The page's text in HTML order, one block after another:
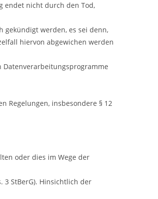
endet nicht durch den Tod,
gekündigt werden, es sei denn,
hiervon abgewichen werden
Regelungen, insbesondere § 12
oder dies im Wege der
3 StBerG). Hinsichtlich der